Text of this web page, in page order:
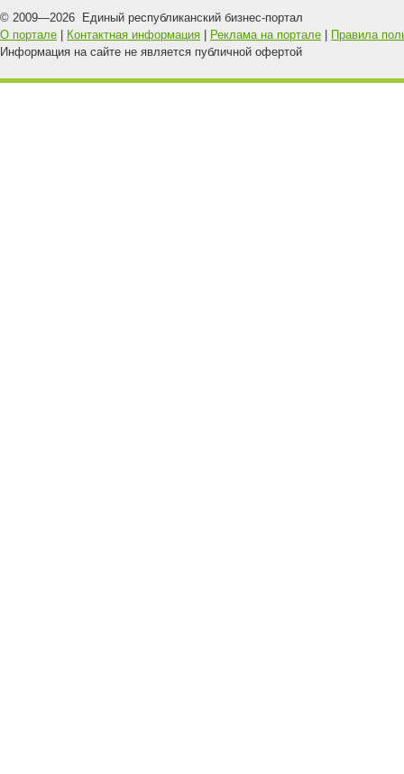
© 2009—2026 Единый республиканский бизнес-портал
О портале
Контактная информация Реклама на портале
Правила
Информация на сайте не является публичной офертой